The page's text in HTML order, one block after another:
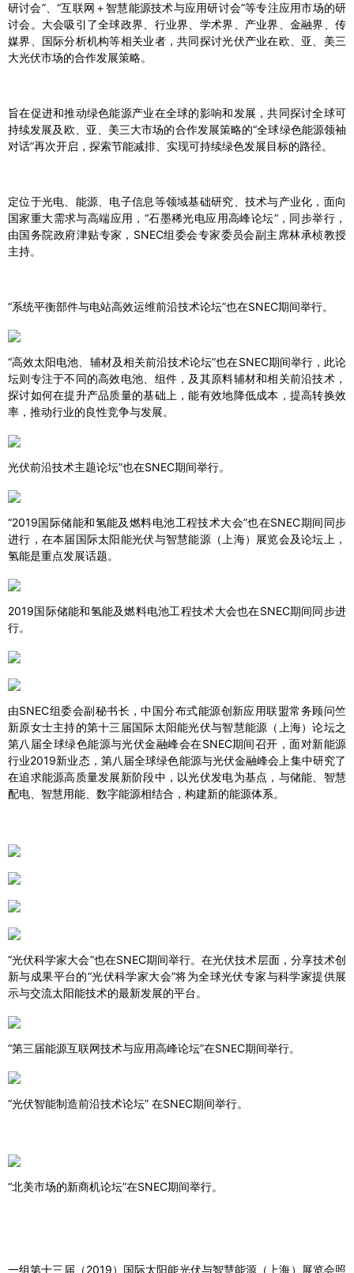
研讨会”、“互联网＋智慧能源技术与应用研讨会”等专注应用市场的研
讨会。大会吸引了全球政界、行业界、学术界、产业界、金融界、传
媒界、国际分析机构等相关业者，共同探讨光伏产业在欧、亚、美三
大光伏市场的合作发展策略。
旨在促进和推动绿色能源产业在全球的影响和发展，共同探讨全球可
持续发展及欧、亚、美三大市场的合作发展策略的“全球绿色能源领袖
对话”再次开启，探索节能减排、实现可持续绿色发展目标的路径。
定位于光电、能源、电子信息等领域基础研究、技术与产业化，面向
国家重大需求与高端应用，“石墨稀光电应用高峰论坛”，同步举行，
由国务院政府津贴专家，SNEC组委会专家委员会副主席林承桢教授
主持。
“系统平衡部件与电站高效运维前沿技术论坛”也在SNEC期间举行。
“高效太阳电池、辅材及相关前沿技术论坛”也在SNEC期间举行，此论
坛则专注于不同的高效电池、组件，及其原料辅材和相关前沿技术，
探讨如何在提升产品质量的基础上，能有效地降低成本，提高转换效
率，推动行业的良性竞争与发展。
光伏前沿技术主题论坛”也在SNEC期间举行。
“2019国际储能和氢能及燃料电池工程技术大会”也在SNEC期间同步
进行，在本届国际太阳能光伏与智慧能源（上海）展览会及论坛上，
氢能是重点发展话题。
2019国际储能和氢能及燃料电池工程技术大会也在SNEC期间同步进
行。
由SNEC组委会副秘书长，中国分布式能源创新应用联盟常务顾问竺
新原女士主持的第十三届国际太阳能光伏与智慧能源（上海）论坛之
第八届全球绿色能源与光伏金融峰会在SNEC期间召开，面对新能源
行业2019新业态，第八届全球绿色能源与光伏金融峰会上集中研究了
在追求能源高质量发展新阶段中，以光伏发电为基点，与储能、智慧
配电、智慧用能、数字能源相结合，构建新的能源体系。
“光伏科学家大会”也在SNEC期间举行。在光伏技术层面，分享技术创
新与成果平台的“光伏科学家大会”将为全球光伏专家与科学家提供展
示与交流太阳能技术的最新发展的平台。
“第三届能源互联网技术与应用高峰论坛”在SNEC期间举行。
“光伏智能制造前沿技术论坛” 在SNEC期间举行。
“北美市场的新商机论坛”在SNEC期间举行。
一组第十三届（2019）国际太阳能光伏与智慧能源（上海）展览会照